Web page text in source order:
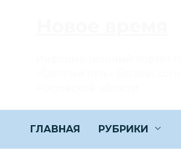
ГЛАВНАЯ РУБРИКИ